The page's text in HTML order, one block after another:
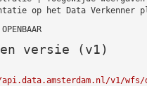
op het Data Verkenner
versie (v1)
v1/wfs/